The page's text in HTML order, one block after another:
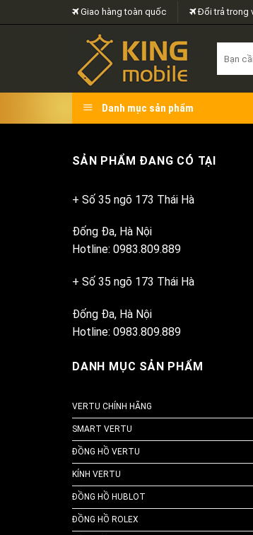
to
Giao hàng toàn quốc Đổi trả trong
for:
Danh mục sản phẩm
SẢN PHẨM ĐANG CÓ TẠI
+ Số 35 ngõ 173 Thái Hà
Đống Đa, Hà Nội
Hotline: 0983.809.889
+ Số 35 ngõ 173 Thái Hà
Đống Đa, Hà Nội
Hotline: 0983.809.889
DANH MỤC SẢN PHẨM
VERTU CHÍNH HÃNG
SMART VERTU
ĐỒNG HỒ VERTU
KÍNH VERTU
ĐỒNG HỒ HUBLOT
ĐỒNG HỒ ROLEX